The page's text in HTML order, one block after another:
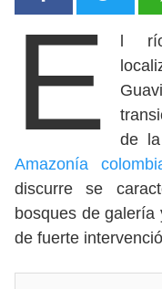
E
l río
de
Amazonía
discurre se
bosques de galería
de fuerte